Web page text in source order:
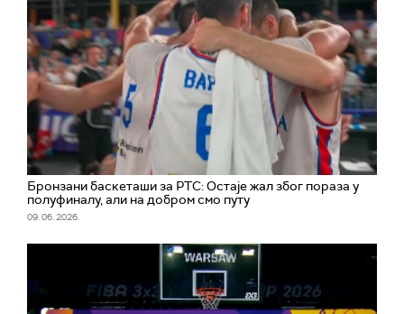
Бронзани баскеташи за РТС: Остаје жал због пораза у
полуфиналу, али на добром смо путу
09. 06. 2026.